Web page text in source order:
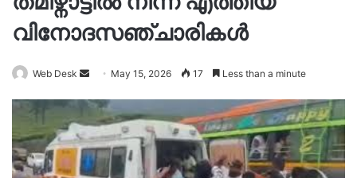
വിനോദസഞ്ചാരികൾ
Web Desk
Send
email
May 15, 2026 17 Less than a minute